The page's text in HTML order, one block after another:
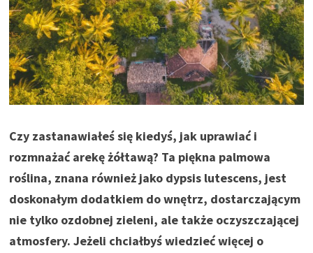
Czy zastanawiałeś się kiedyś, jak uprawiać i
rozmnażać arekę żółtawą? Ta piękna palmowa
roślina, znana również jako dypsis lutescens, jest
doskonałym dodatkiem do wnętrz, dostarczającym
nie tylko ozdobnej zieleni, ale także oczyszczającej
atmosfery. Jeżeli chciałbyś wiedzieć więcej o